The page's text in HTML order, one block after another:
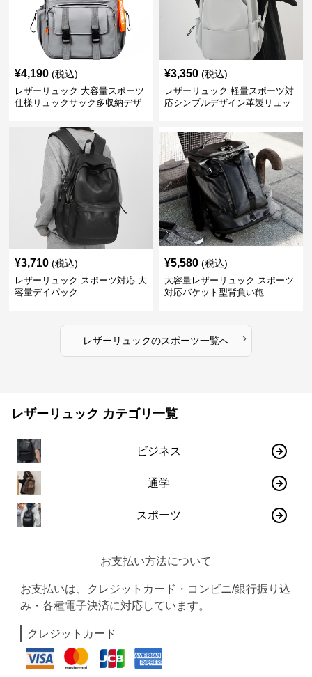
¥4,190 (税込)
レザーリュック 大容量スポーツ
仕様リュックサック多収納デザ
¥3,350 (税込)
レザーリュック 軽量スポーツ対
応シンプルデザイン革製リュッ
¥3,710 (税込)
レザーリュック スポーツ対応 大
容量デイパック
¥5,580 (税込)
大容量レザーリュック スポーツ
対応バケット型背負い鞄
レザーリュックのスポーツ一覧へ ›
レザーリュック カテゴリ一覧
ビジネス
通学
スポーツ
お支払い方法について
お支払いは、クレジットカード・コンビニ/銀行振り込
み・各種電子決済に対応しています。
クレジットカード